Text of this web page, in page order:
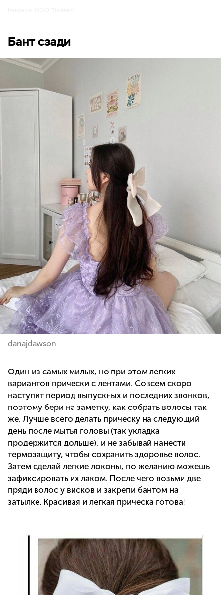
Бант сзади
danajdawson
Один из самых милых, но при этом легких
вариантов прически с лентами. Совсем скоро
наступит период выпускных и последних звонков,
поэтому бери на заметку, как собрать волосы так
же. Лучше всего делать прическу на следующий
день после мытья головы (так укладка
продержится дольше), и не забывай нанести
термозащиту, чтобы сохранить здоровье волос.
Затем сделай легкие локоны, по желанию можешь
зафиксировать их лаком. После чего возьми две
пряди волос у висков и закрепи бантом на
затылке. Красивая и легкая прическа готова!